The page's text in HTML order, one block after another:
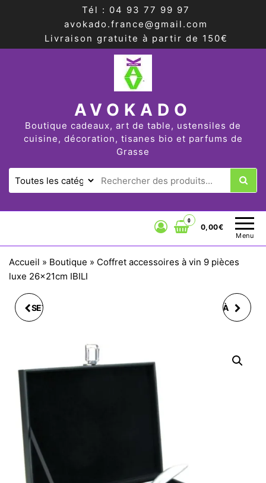
Tél : 04 93 77 99 97
avokado.france@gmail.com
Livraison gratuite à partir de 150€
AVOKADO
Boutique cadeaux, art de table, ustensiles de
cuisine, décoration, tisanes bio et parfums de
Grasse
Menu
0
0,00€
Accueil » Boutique » Coffret accessoires à vin 9 pièces
luxe 26x21cm IBILI
SET 7 EMPORTES PIÈCE
HALLOWEEN EN INOX
SET ARDOISE TASSE À
18X10CM J-LINE